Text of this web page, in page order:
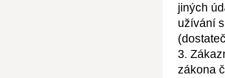
jiných
užívání
3.
zákona